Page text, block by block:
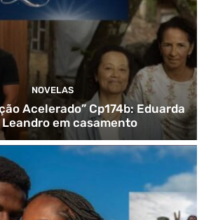
NOVELAS
Acelerado” Cp174b: Eduarda
Leandro em casamento